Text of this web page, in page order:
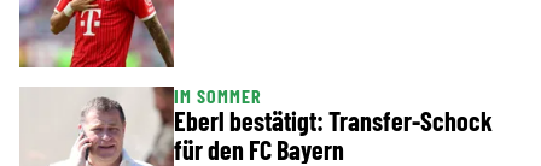
IM SOMMER
Eberl bestätigt: Transfer-Schock
für den FC Bayern